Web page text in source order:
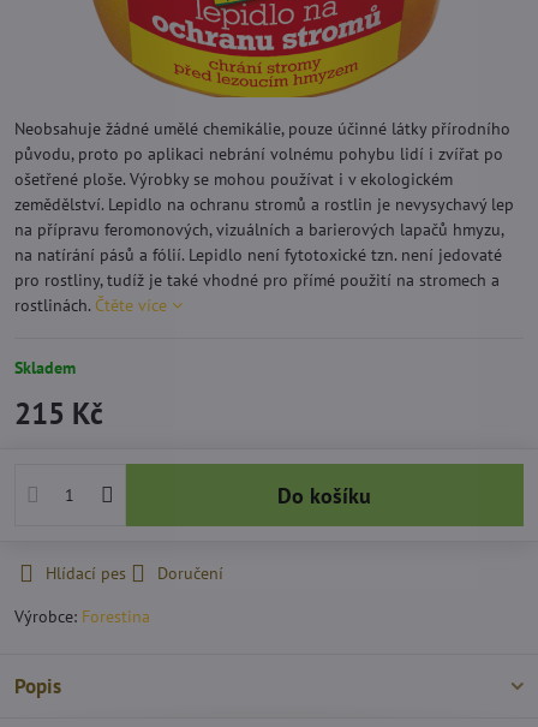
Neobsahuje žádné umělé chemikálie, pouze účinné látky přírodního
původu, proto po aplikaci nebrání volnému pohybu lidí i zvířat po
ošetřené ploše. Výrobky se mohou používat i v ekologickém
zemědělství. Lepidlo na ochranu stromů a rostlin je nevysychavý lep
na přípravu feromonových, vizuálních a barierových lapačů hmyzu,
na natírání pásů a fólií. Lepidlo není fytotoxické tzn. není jedovaté
pro rostliny, tudíž je také vhodné pro přímé použití na stromech a
rostlinách. Čtěte více
Skladem
215 Kč
Do košíku
Hlídací pes
Doručení
Výrobce: Forestina
Popis